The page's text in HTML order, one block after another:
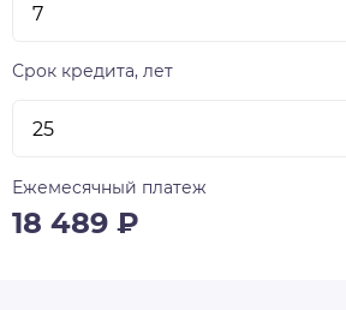
Срок кредита, лет
Ежемесячный платеж
18 489 ₽